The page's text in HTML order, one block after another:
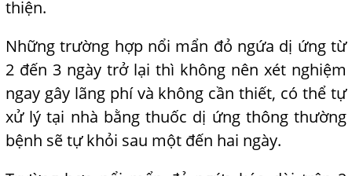
thiện.
Những trường hợp nổi mẩn đỏ ngứa dị ứng từ
2 đến 3 ngày trở lại thì không nên xét nghiệm
ngay gây lãng phí và không cần thiết, có thể tự
xử lý tại nhà bằng thuốc dị ứng thông thường
bệnh sẽ tựlkhỏi sau một đến hai ngày.